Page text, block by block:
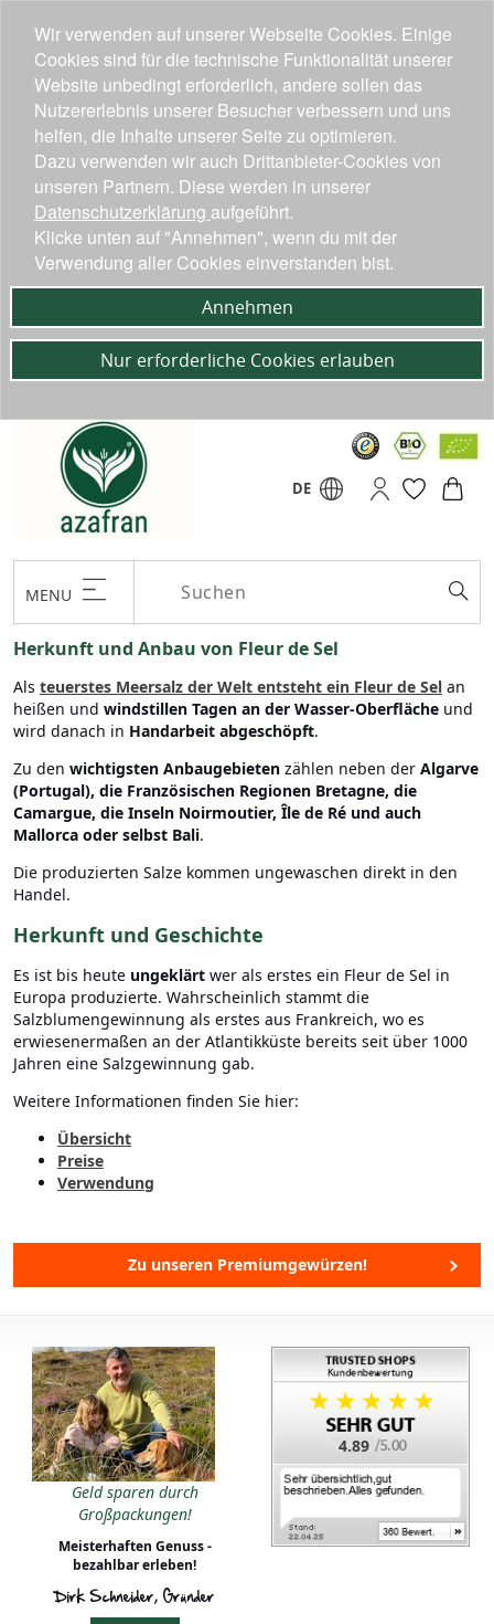
DE
MENU
Herkunft und Anbau von Fleur de Sel
Als teuerstes Meersalz der Welt entsteht ein Fleur de Sel an
heißen und windstillen Tagen an der Wasser-Oberfläche und
wird danach in Handarbeit abgeschöpft.
Zu den wichtigsten Anbaugebieten zählen neben der Algarve
(Portugal), die Französischen Regionen Bretagne, die
Camargue, die Inseln Noirmoutier, Île de Ré und auch
Mallorca oder selbst Bali.
Die produzierten Salze kommen ungewaschen direkt in den
Handel.
Herkunft und Geschichte
Es ist bis heute ungeklärt wer als erstes ein Fleur de Sel in
Europa produzierte. Wahrscheinlich stammt die
Salzblumengewinnung als erstes aus Frankreich, wo es
erwiesenermaßen an der Atlantikküste bereits seit über 1000
Jahren eine Salzgewinnung gab.
Weitere Informationen finden Sie hier:
Übersicht
Preise
Verwendung
Zu unseren Premiumgewürzen!
Geld sparen durch
Großpackungen!
Meisterhaften Genuss -
bezahlbar erleben!
Dirk Schneider, Gründer
4.89
Wir verwenden auf unserer Webseite Cookies. Einige
Cookies sind für die technische Funktionalität unserer
Website unbedingt erforderlich, andere sollen das
Nutzererlebnis unserer Besucher verbessern und uns
helfen, die Inhalte unserer Seite zu optimieren.
Dazu verwenden wir auch Drittanbieter-Cookies von
unseren Partnern. Diese werden in unserer
Datenschutzerklärung aufgeführt.
Klicke unten auf "Annehmen", wenn du mit der
Verwendung aller Cookies einverstanden bist.
Annehmen
Nur erforderliche Cookies erlauben